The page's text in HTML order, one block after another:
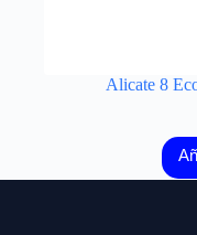
Alicate 8